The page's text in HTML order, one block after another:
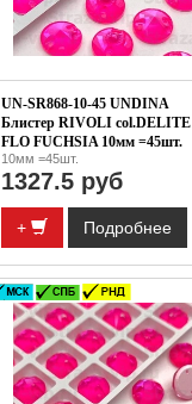
UN-SR868-10-45 UNDINA
Блистер RIVOLI col.DELITE
FLO FUCHSIA 10мм =45шт.
10мм =45шт.
1327.5 руб
+ Подробнее